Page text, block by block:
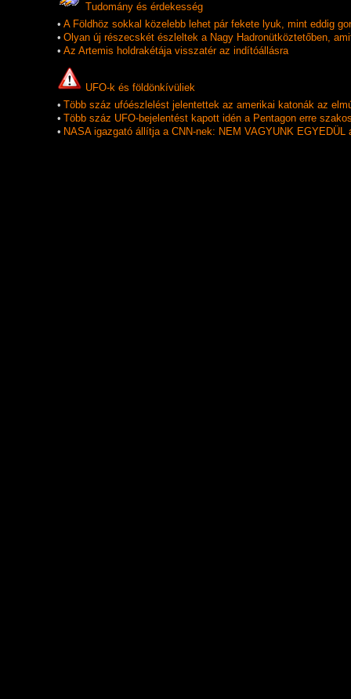
Tudomány és érdekesség
• A Földhöz sokkal közelebb lehet pár fekete lyuk, mint eddig
• Olyan új részecskét észleltek a Nagy Hadronütköztetőben,
• Az Artemis holdrakétája visszatér az indítóállásra
UFO-k és földönkí­vüliek
• Több száz ufóészlelést jelentettek az amerikai katonák az
• Több száz UFO-bejelentést kapott idén a Pentagon erre
• NASA igazgató állítja a CNN-nek: NEM VAGYUNK EGYEDÜL